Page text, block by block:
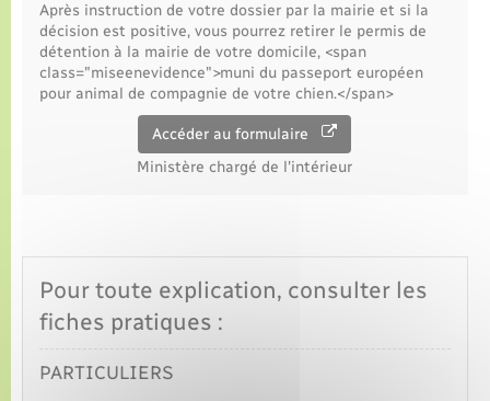
Après instruction de votre dossier par la mairie et si la
décision est positive, vous pourrez retirer le permis de
détention à la mairie de votre domicile, <span
class="miseenevidence">muni du passeport européen
pour animal de compagnie de votre chien.</span>
Accéder au formulaire
Ministère chargé de l'intérieur
Pour toute explication, consulter les
fiches pratiques :
PARTICULIERS